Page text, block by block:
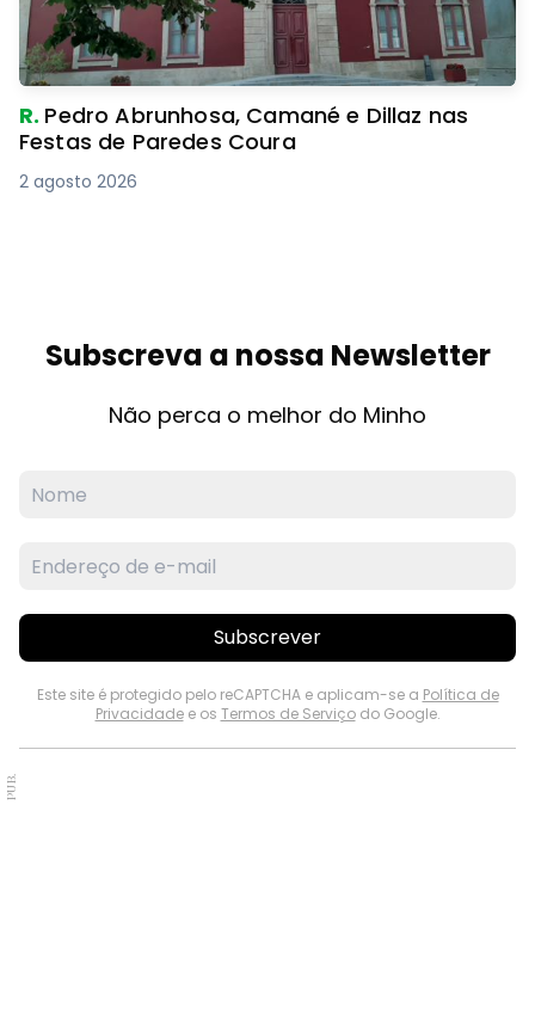
R. Pedro Abrunhosa, Camané e Dillaz nas
Festas de Paredes Coura
2 agosto 2026
Subscreva a nossa Newsletter
Não perca o melhor do Minho
Subscrever
Este site é protegido pelo reCAPTCHA e aplicam-se a Política de
Privacidadee os Termos de Serviçodo Google.
PUB.